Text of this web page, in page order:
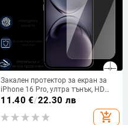
Закален протектор за екран за
iPhone 16 Pro, ултра тънък, HD
прозрачен, преден протектор,
прахоустойчив, анти отпечатък,
удароустойчив
11.40 €/22.30 лв
add_shopping_cart